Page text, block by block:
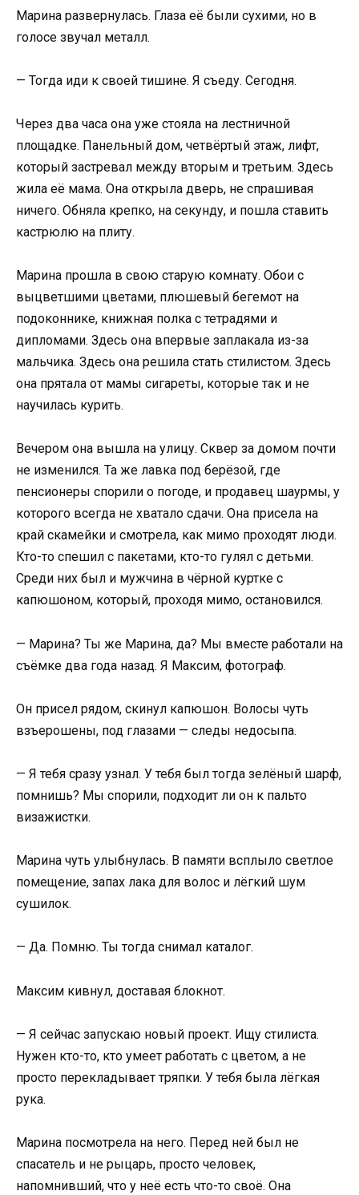
Марина развернулась. Глаза её были сухими, но в
голосе звучал металл.
— Тогда иди к своей тишине. Я съеду. Сегодня.
Через два часа она уже стояла на лестничной
площадке. Панельный дом, четвёртый этаж, лифт,
который застревал между вторым и третьим. Здесь
жила её мама. Она открыла дверь, не спрашивая
ничего. Обняла крепко, на секунду, и пошла ставить
кастрюлю на плиту.
Марина прошла в свою старую комнату. Обои с
выцветшими цветами, плюшевый бегемот на
подоконнике, книжная полка с тетрадями и
дипломами. Здесь она впервые заплакала из-за
мальчика. Здесь она решила стать стилистом. Здесь
она прятала от мамы сигареты, которые так и не
научилась курить.
Вечером она вышла на улицу. Сквер за домом почти
не изменился. Та же лавка под берёзой, где
пенсионеры спорили о погоде, и продавец шаурмы, у
которого всегда не хватало сдачи. Она присела на
край скамейки и смотрела, как мимо проходят люди.
Кто-то спешил с пакетами, кто-то гулял с детьми.
Среди них был и мужчина в чёрной куртке с
капюшоном, который, проходя мимо, остановился.
— Марина? Ты же Марина, да? Мы вместе работали на
съёмке два года назад. Я Максим, фотограф.
Он присел рядом, скинул капюшон. Волосы чуть
взъерошены, под глазами — следы недосыпа.
— Я тебя сразу узнал. У тебя был тогда зелёный шарф,
помнишь? Мы спорили, подходит ли он к пальто
визажистки.
Марина чуть улыбнулась. В памяти всплыло светлое
помещение, запах лака для волос и лёгкий шум
сушилок.
— Да. Помню. Ты тогда снимал каталог.
Максим кивнул, доставая блокнот.
— Я сейчас запускаю новый проект. Ищу стилиста.
Нужен кто-то, кто умеет работать с цветом, а не
просто перекладывает тряпки. У тебя была лёгкая
рука.
Марина посмотрела на него. Перед ней был не
спасатель и не рыцарь, просто человек,
напомнивший, что у неё есть что-то своё. Она